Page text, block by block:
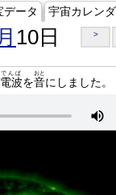
データ 宇宙カレン
10日 >
電波
でんぱ
を音
おと
にしました。